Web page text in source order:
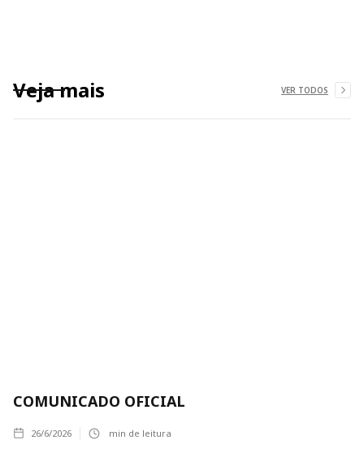
Veja mais VER TODOS
COMUNICADO OFICIAL
26/6/2026 min de leitura